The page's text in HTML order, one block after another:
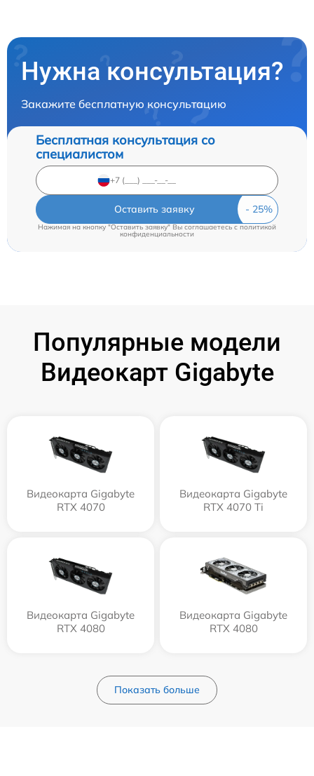
Нужна консультация?
Закажите бесплатную консультацию
Бесплатная консультация со
специалистом
Оставить заявку
Нажимая на кнопку "Оставить заявку" Вы соглашаетесь cполитикой
конфиденциальности
Популярные модели
Видеокарт Gigabyte
Видеокарта Gigabyte
RTX 4070
Видеокарта Gigabyte
RTX 4070 Ti
Видеокарта Gigabyte
RTX 4080
Видеокарта Gigabyte
RTX 4080
Показать больше